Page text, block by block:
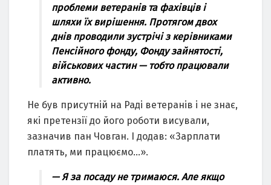
проблеми ветеранів та фахівців і
шляхи їх вирішення. Протягом двох
днів проводили зустрічі з керівниками
Пенсійного фонду, Фонду зайнятості,
військових частин — тобто працювали
активно.
Не був присутній на Раді ветеранів і не знає,
які претензії до його роботи висували,
зазначив пан Човган. І додав: «Зарплати
платять, ми працюємо…».
— Я за посаду не тримаюся. Але якщо